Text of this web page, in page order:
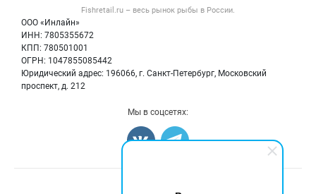
Fishretail.ru – весь рынок рыбы в России.
ООО «Инлайн»
ИНН: 7805355672
КПП: 780501001
ОГРН: 1047855085442
Юридический адрес: 196066, г. Санкт-Петербург, Московский
проспект, д. 212
Политика обработки персональных данных
Блог
Икра
Мы в соцсетях:
Счетчики, авторское право, логотипы